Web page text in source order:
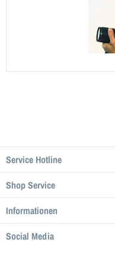
Service Hotline
Shop Service
Informationen
Social Media